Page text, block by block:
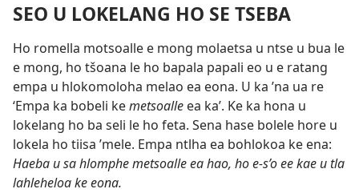
SEO U LOKELANG HO SE TSEBA
Ho romella motsoalle e mong molaetsa u ntse u bua le
e mong, ho tšoana le ho bapala papali eo u e ratang
empa u hlokomoloha melao ea eona. U ka ’na ua re
‘Empa ka bobeli kemetsoalle ea ka’. Ke ka hona u
lokelang ho ba seli le ho feta. Sena hase bolele hore u
lokela ho tiisa ’mele. Empa ntlha ea bohlokoa ke ena:
Haeba u sa hlomphe metsoalle ea hao, ho e-s’o ee kae u tla
lahleheloa ke eona.